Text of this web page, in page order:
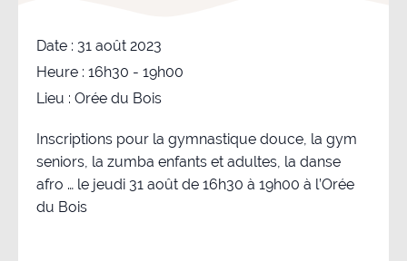
Date : 31 août 2023
Heure : 16h30 - 19h00
Lieu : Orée du Bois
Inscriptions pour la gymnastique douce, la gym
seniors, la zumba enfants et adultes, la danse
afro … le jeudi 31 août de 16h30 à 19h00 à l’Orée
du Bois